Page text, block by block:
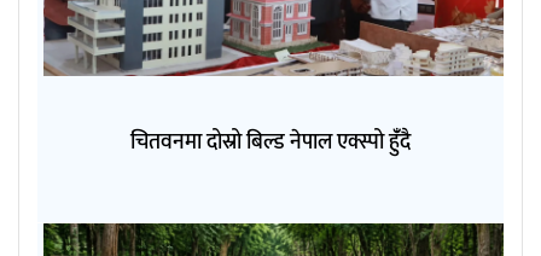
चितवनमा दोस्रो बिल्ड नेपाल एक्स्पो हुंँदै